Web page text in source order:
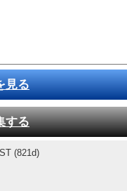
見る
する
(821d)